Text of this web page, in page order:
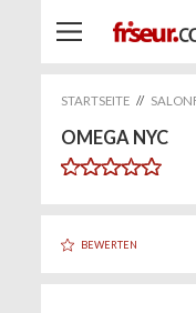
STARTSEITE //
OMEGA NYC
BEWERTEN